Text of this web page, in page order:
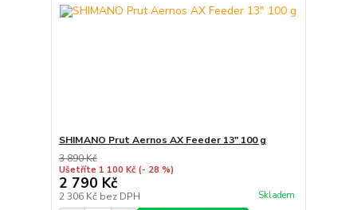
SHIMANO Prut Aernos AX Feeder 13" 100 g
3 890 Kč
Ušetříte 1 100 Kč (- 28 %)
2 790 Kč
2 306 Kč bez DPH Skladem